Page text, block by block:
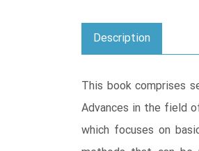
Description
This book comprises
Advances in the field
which focuses on